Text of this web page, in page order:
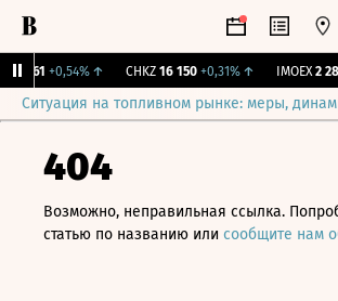
+0,54%↑ CHKZ 16 150 +0,31% ↑ IMOEX 2
Ситуация на топливном рынке: меры,
404
Возможно, неправильная ссылка.
статью по названию или сообщите нам